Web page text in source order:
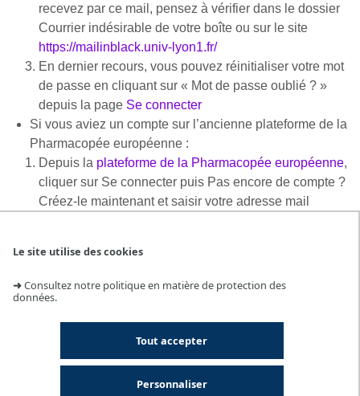
Le site utilise des cookies
➜Consultez notre politique en matière de protection des
données.
Tout accepter
Personnaliser
recevez par ce mail, pensez à vérifier dans le dossier
Courrier indésirable de votre boîte ou sur le site
https://mailinblack.univ-lyon1.fr/
En dernier recours, vous pouvez réinitialiser votre mot
de passe en cliquant sur « Mot de passe oublié ? »
depuis la page Se connecter
Si vous aviez un compte sur l’ancienne plateforme de la
Pharmacopée européenne :
Depuis la plateforme de la Pharmacopée européenne,
cliquer sur Se connecter puis Pas encore de compte ?
Créez-le maintenant et saisir votre adresse mail
pouvez vous connecter avec vos identifiants habituels
Si besoin, vous pouvez réinitialiser votre mot de
passe en cliquant sur « Mot de passe oublié ? »
Accès au tutoriel Pharmacopée
européenne 2025 pdf (PDF, 802 Ko )